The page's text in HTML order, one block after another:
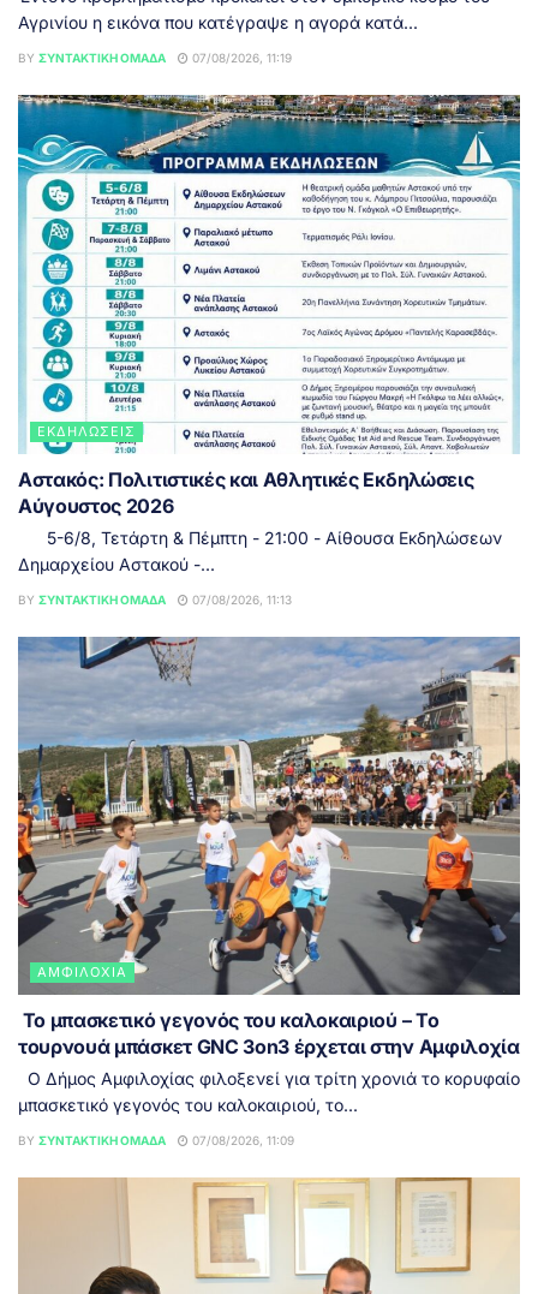
Αγρινίου η εικόνα που κατέγραψε η αγορά κατά...
BY ΣΥΝΤΑΚΤΙΚΉ ΟΜΆΔΑ 07/08/2026, 11:19
ΕΚΔΗΛΏΣΕΙΣ
Αστακός: Πολιτιστικές και Αθλητικές Εκδηλώσεις
Αύγουστος 2026
5-6/8, Τετάρτη & Πέμπτη - 21:00 - Αίθουσα Εκδηλώσεων
Δημαρχείου Αστακού -...
BY ΣΥΝΤΑΚΤΙΚΉ ΟΜΆΔΑ 07/08/2026, 11:13
ΑΜΦΙΛΟΧΊΑ
Το μπασκετικό γεγονός του καλοκαιριού – Το
τουρνουά μπάσκετ GNC 3on3 έρχεται στην Αμφιλοχία
Ο Δήμος Αμφιλοχίας φιλοξενεί για τρίτη χρονιά το κορυφαίο
μπασκετικό γεγονός του καλοκαιριού, το...
BY ΣΥΝΤΑΚΤΙΚΉ ΟΜΆΔΑ 07/08/2026, 11:09